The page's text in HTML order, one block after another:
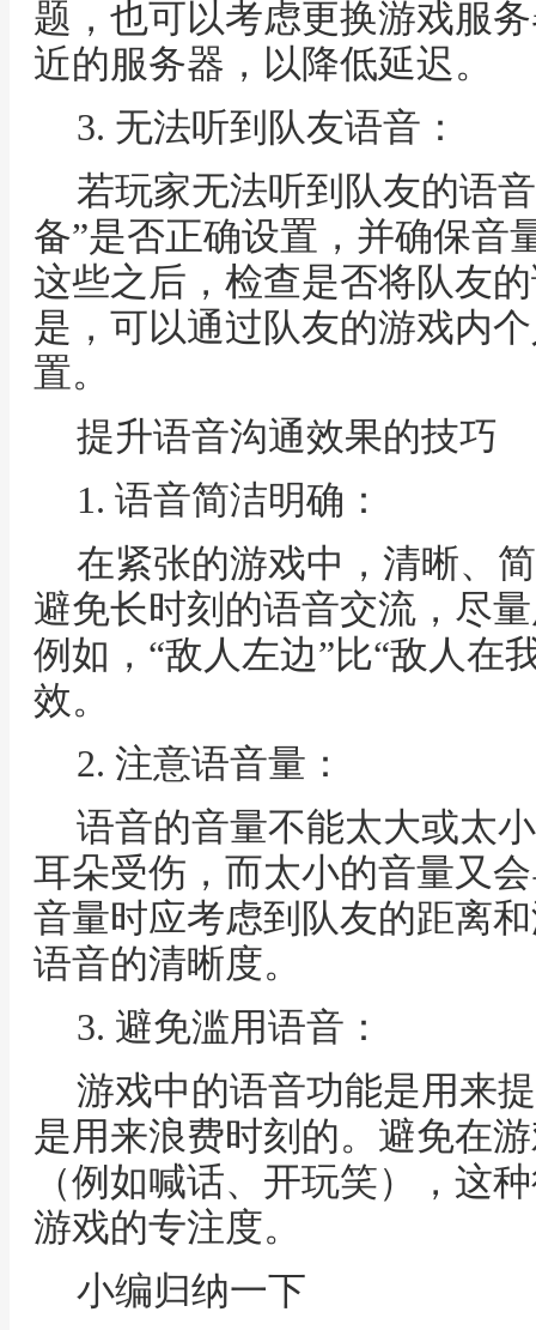
题，也可以考虑更换游戏服
近的服务器，以降低延迟。
3. 无法听到队友语音：
若玩家无法听到队友的语
备”是否正确设置，并确保音
这些之后，检查是否将队友
是，可以通过队友的游戏内
置。
提升语音沟通效果的技巧
1. 语音简洁明确：
在紧张的游戏中，清晰、
避免长时刻的语音交流，尽
例如，“敌人左边”比“敌人在
效。
2. 注意语音量：
语音的音量不能太大或太
耳朵受伤，而太小的音量又
音量时应考虑到队友的距离
语音的清晰度。
3. 避免滥用语音：
游戏中的语音功能是用来
是用来浪费时刻的。避免在
（例如喊话、开玩笑），这
游戏的专注度。
小编归纳一下